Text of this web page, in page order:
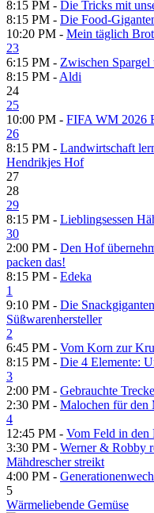
8:15 PM - Die Tricks mit
8:15 PM - Die Food-
10:20 PM - Mein täglich
23
6:15 PM - Zwischen Spargel
8:15 PM - Aldi
24
25
10:00 PM - FIFA WM 2026
26
8:15 PM - Landwirtschaft
Hendrikjes Hof
27
28
29
8:15 PM - Lieblingsessen
30
2:00 PM - Den Hof
packen das!
8:15 PM - Edeka
1
9:10 PM - Die
Süßwarenhersteller
2
6:45 PM - Vom Korn zur
8:15 PM - Die 4 Elemente:
3
2:00 PM - Gebrauchte
2:30 PM - Malochen für den
4
12:45 PM - Vom Feld in den
3:30 PM - Werner & Robby
Mähdrescher streikt
4:00 PM -
5
Wärmeliebende Gemüse